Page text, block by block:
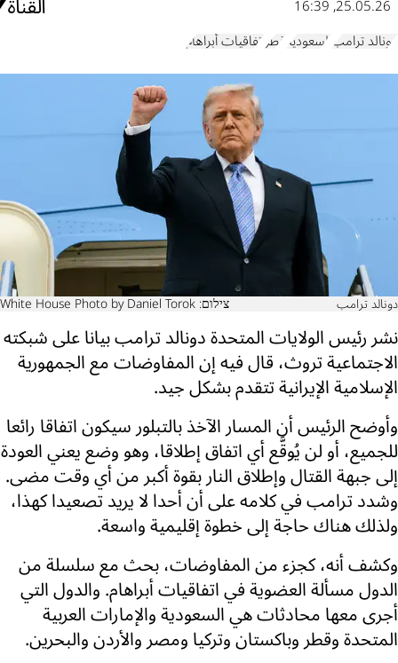
25.05.26, 16:39
دونالد ترامب السعودية قطراتفاقيات أبراهام
دونالد ترامب צילום: White House Photo by Daniel Torok
نشر رئيس الولايات المتحدة دونالد ترامب بيانا على شبكته
الاجتماعية تروث، قال فيه إن المفاوضات مع الجمهورية
الإسلامية الإيرانية تتقدم بشكل جيد.
وأوضح الرئيس أن المسار الآخذ بالتبلور سيكون اتفاقا رائعا
للجميع، أو لن يُوقَّع أي اتفاق إطلاقا، وهو وضع يعني العودة
إلى جبهة القتال وإطلاق النار بقوة أكبر من أي وقت مضى.
وشدد ترامب في كلامه على أن أحدا لا يريد تصعيدا كهذا،
ولذلك هناك حاجة إلى خطوة إقليمية واسعة.
وكشف أنه، كجزء من المفاوضات، بحث مع سلسلة من
الدول مسألة العضوية في اتفاقيات أبراهام. والدول التي
أجرى معها محادثات هي السعودية والإمارات العربية
المتحدة وقطر وباكستان وتركيا ومصر والأردن والبحرين.